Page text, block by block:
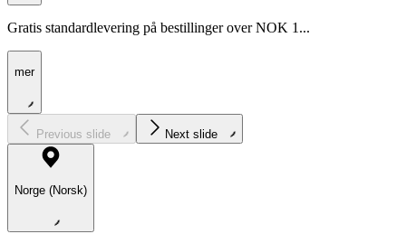
Gratis standardlevering på bestillinger over NOK 1...
mer
Previous slide Next slide
Norge (Norsk)